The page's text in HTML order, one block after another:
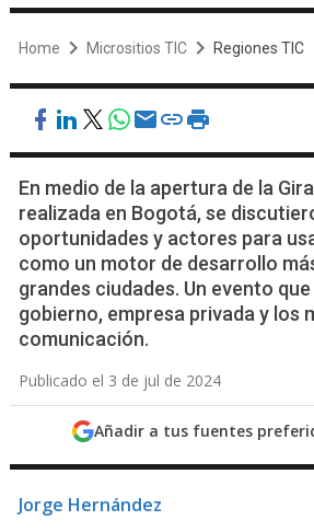
Home Micrositios TIC Regiones TIC
En medio de la apertura de la
realizada en Bogotá, se
oportunidades y actores para
como un motor de desarrollo
grandes ciudades. Un evento que
gobierno, empresa privada y los
comunicación.
Publicado el 3 de jul de 2024
Añadir a tus fuentes
Jorge Hernández